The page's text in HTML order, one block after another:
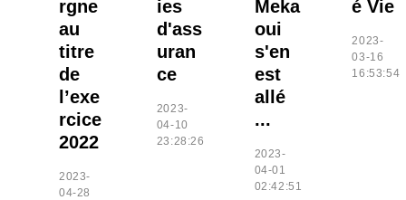
rgne
au
titre
de
l’exe
rcice
2022
2023-
04-28
ies
d'ass
uran
ce
2023-
04-10
23:28:26
Meka
oui
s'en
est
allé
...
2023-
04-01
02:42:51
é Vie
2023-
03-16
16:53:54